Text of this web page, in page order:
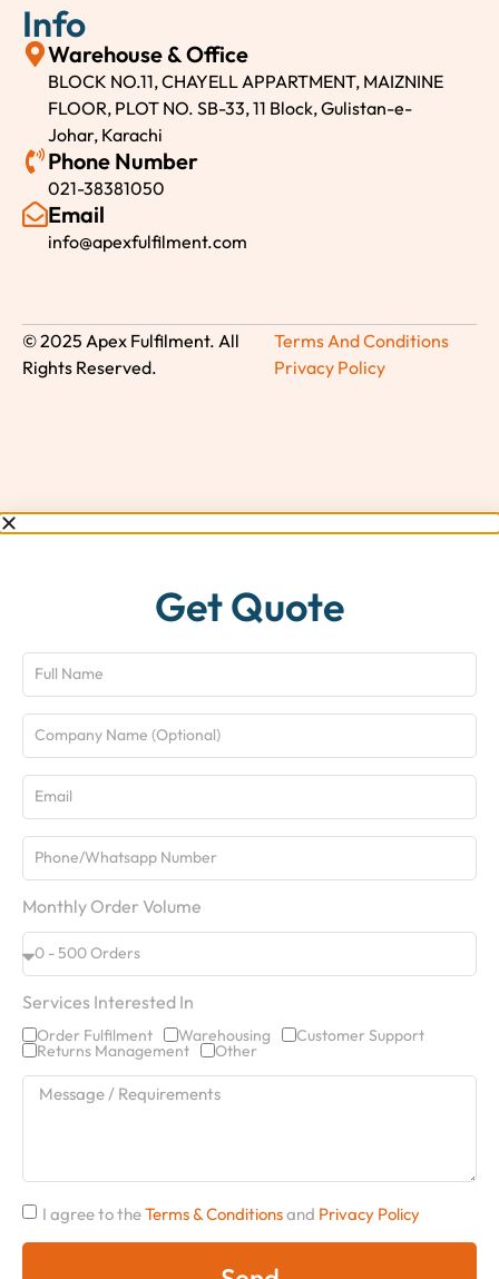
Info
Warehouse & Office
BLOCK NO.11, CHAYELL APPARTMENT, MAIZNINE
FLOOR, PLOT NO. SB-33, 11 Block, Gulistan-e-
Johar, Karachi
Phone Number
021-38381050
Email
info@apexfulfilment.com
© 2025 Apex Fulfilment. All
Rights Reserved.
Terms And Conditions
Privacy Policy
Get Quote
Monthly Order Volume
Services Interested In
Order Fulfilment Warehousing Customer Support
Returns Management Other
I agree to theTerms & Conditionsand Privacy Policy